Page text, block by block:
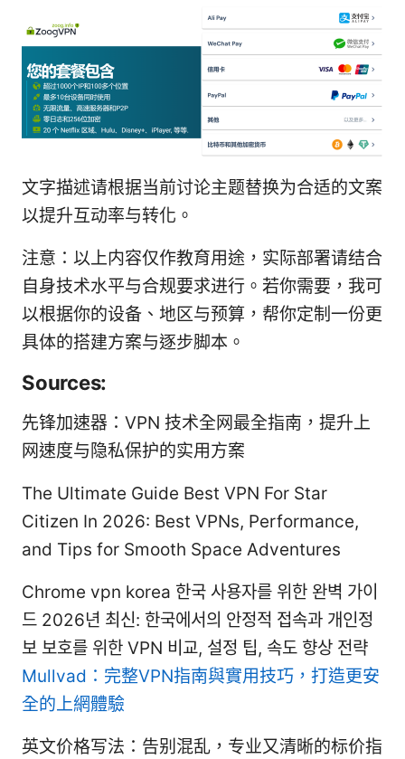
文字描述请根据当前讨论主题替换为合适的文案
以提升互动率与转化。
注意：以上内容仅作教育用途，实际部署请结合
自身技术水平与合规要求进行。若你需要，我可
以根据你的设备、地区与预算，帮你定制一份更
具体的搭建方案与逐步脚本。
Sources:
先锋加速器：VPN 技术全网最全指南，提升上
网速度与隐私保护的实用方案
The Ultimate Guide Best VPN For Star
Citizen In 2026: Best VPNs, Performance,
and Tips for Smooth Space Adventures
Chrome vpn korea 한국 사용자를 위한 완벽 가이
드 2026년 최신: 한국에서의 안정적 접속과 개인정
보 보호를 위한 VPN 비교, 설정 팁, 속도 향상 전략
Mullvad：完整VPN指南與實用技巧，打造更安
全的上網體驗
英文价格写法：告别混乱，专业又清晰的标价指